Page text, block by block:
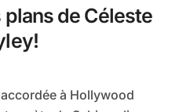
plans de Céleste